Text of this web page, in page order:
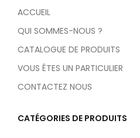
ACCUEIL
QUI SOMMES-NOUS ?
CATALOGUE DE PRODUITS
VOUS ÊTES UN PARTICULIER
CONTACTEZ NOUS
CATÉGORIES DE PRODUITS